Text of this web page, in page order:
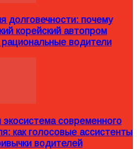
долговечности: почему
корейский автопром
водители
современного
как голосовые ассистенты
водителей